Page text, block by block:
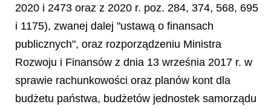
2020 i 2473 oraz z 2020 r. poz. 284, 374, 568, 695
i 1175), zwanej dalej "ustawą o finansach
publicznych", oraz rozporządzeniu Ministra
Rozwoju i Finansów z dnia 13 września 2017 r. w
sprawie rachunkowości oraz planów kont dla
budżetu państwa, budżetów jednostek samorządu